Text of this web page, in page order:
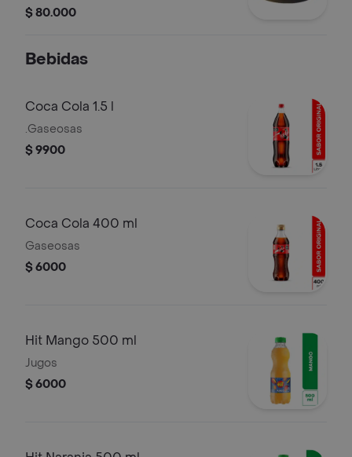
la plancha, chorizo ahumada, plátano
huevo de codorniz, para cuatro
$ 80.000
Bebidas
Coca Cola 1.5 l
.Gaseosas
$ 9900
Coca Cola 400 ml
Gaseosas
$ 6000
Hit Mango 500 ml
Jugos
$ 6000